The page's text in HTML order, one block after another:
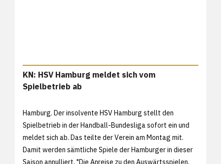
KN: HSV Hamburg meldet sich vom
Spielbetrieb ab
Hamburg. Der insolvente HSV Hamburg stellt den
Spielbetrieb in der Handball-Bundesliga sofort ein und
meldet sich ab. Das teilte der Verein am Montag mit.
Damit werden sämtliche Spiele der Hamburger in dieser
Saison annulliert. "Die Anreise zu den Auswärtsspielen,